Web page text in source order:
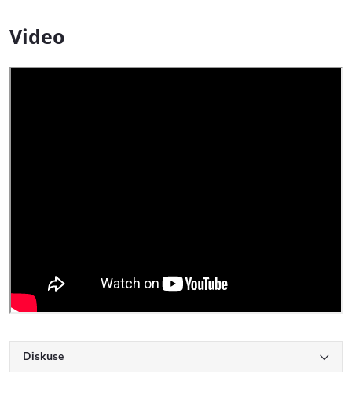
Video
Diskuse